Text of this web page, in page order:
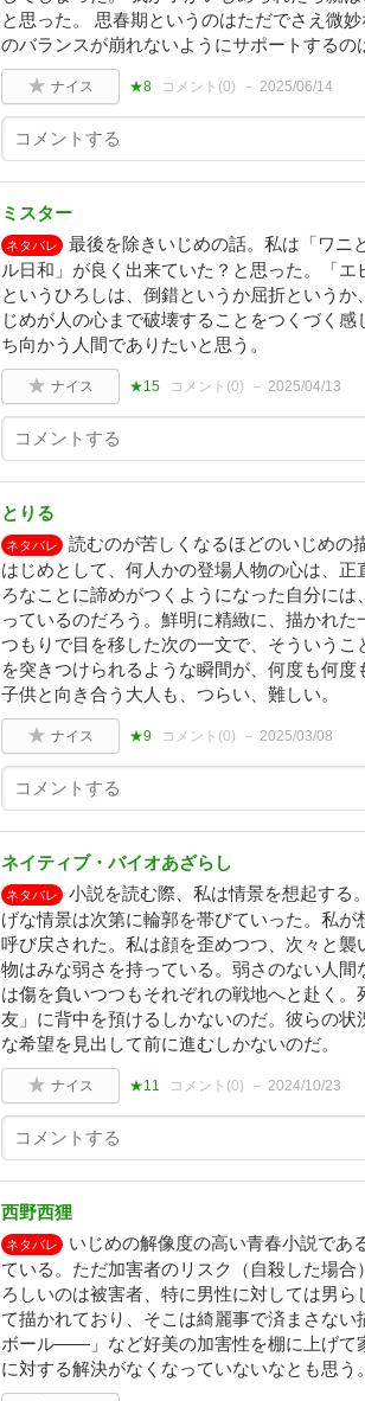
と思った。 思春期というのはただでさえ微
のバランスが崩れないようにサポートするの
ナイス ★8 コメント(0) 2025/06/14
ミスター
ネタバレ
最後を除きいじめの話。私は「ワニ
ル日和」が良く出来ていた？と思った。「
というひろしは、倒錯というか屈折という
じめが人の心まで破壊することをつくづく
ち向かう人間でありたいと思う。
ナイス ★15 コメント(0) 2025/04/13
とりる
ネタバレ
読むのが苦しくなるほどのいじめの
はじめとして、何人かの登場人物の心は、
ろなことに諦めがつくようになった自分に
っているのだろう。鮮明に精緻に、描かれ
つもりで目を移した次の一文で、そういう
を突きつけられるような瞬間が、何度も何
子供と向き合う大人も、つらい、難しい。
ナイス ★9 コメント(0) 2025/03/08
ネイティブ・バイオあざらし
ネタバレ
小説を読む際、私は情景を想起する
げな情景は次第に輪郭を帯びていった。私
呼び戻された。私は顔を歪めつつ、次々と
物はみな弱さを持っている。弱さのない人
は傷を負いつつもそれぞれの戦地へと赴く
友」に背中を預けるしかないのだ。彼らの
な希望を見出して前に進むしかないのだ。
ナイス ★11 コメント(0) 2024/10/23
西野西狸
ネタバレ
いじめの解像度の高い青春小説であ
ている。ただ加害者のリスク（自殺した場
ろしいのは被害者、特に男性に対しては男
て描かれており、そこは綺麗事で済まさな
ボール――」など好美の加害性を棚に上げて
に対する解決がなくなっていないなとも思う。